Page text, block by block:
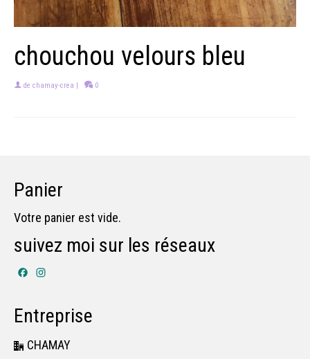
chouchou velours bleu
de chamay-crea | 0
Panier
Votre panier est vide.
suivez moi sur les réseaux
Facebook
Entreprise
CHAMAY